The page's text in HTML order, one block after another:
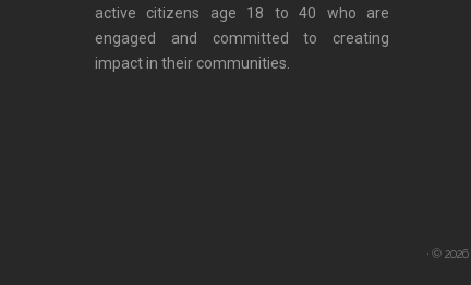
active citizens age 18 to 40 who are
engaged and committed to creating
impact in their communities.
· © 2026